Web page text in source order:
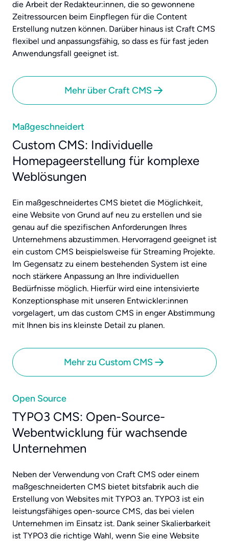
die Arbeit der Redakteur:innen, die so gewonnene
Zeitressourcen beim Einpflegen für die Content
Erstellung nutzen können. Darüber hinaus ist Craft CMS
flexibel und anpassungsfähig, so dass es für fast jeden
Anwendungsfall geeignet ist.
Mehr über Craft CMS
Maßgeschneidert
Custom CMS: Individuelle
Homepageerstellung für komplexe
Weblösungen
Ein maßgeschneidertes CMS bietet die Möglichkeit,
eine Website von Grund auf neu zu erstellen und sie
genau auf die spezifischen Anforderungen Ihres
Unternehmens abzustimmen. Hervorragend geeignet ist
ein custom CMS beispielsweise für Streaming Projekte.
Im Gegensatz zu einem bestehenden System ist eine
noch stärkere Anpassung an Ihre individuellen
Bedürfnisse möglich. Hierfür wird eine intensivierte
Konzeptionsphase mit unseren Entwickler:innen
vorgelagert, um das custom CMS in enger Abstimmung
mit Ihnen bis ins kleinste Detail zu planen.
Mehr zu Custom CMS
Open Source
TYPO3 CMS: Open-Source-
Webentwicklung für wachsende
Unternehmen
Neben der Verwendung von Craft CMS oder einem
maßgeschneiderten CMS bietet bitsfabrik auch die
Erstellung von Websites mit TYPO3 an. TYPO3 ist ein
leistungsfähiges open-source CMS, das bei vielen
Unternehmen im Einsatz ist. Dank seiner Skalierbarkeit
ist TYPO3 die richtige Wahl, wenn Sie eine Website